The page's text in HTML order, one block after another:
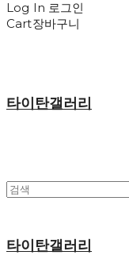
Log In 로그인
Cart장바구니
타이탄갤러리
타이탄갤러리